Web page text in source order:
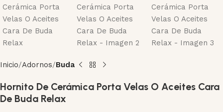
Inicio Adornos Buda
Hornito De Cerámica Porta Velas O Aceites Cara
De Buda Relax